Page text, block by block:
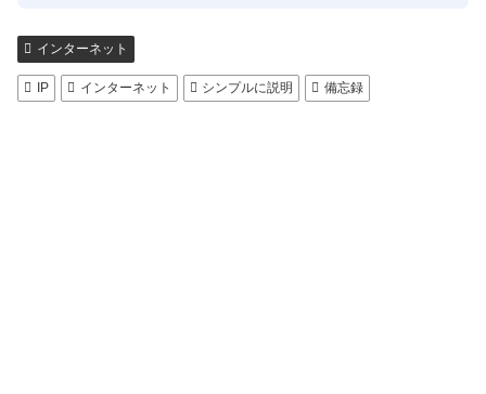
インターネット
IP インターネット シンプルに説明 備忘録